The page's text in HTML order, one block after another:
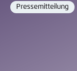
Format
Pressemitteilung